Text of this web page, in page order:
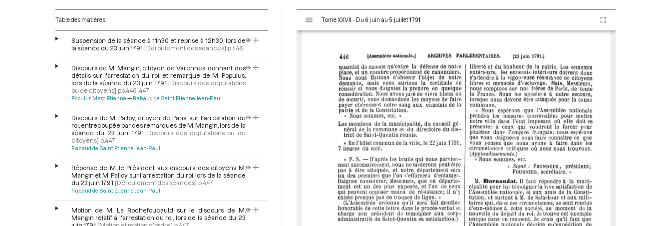
Table des matières
Suspension de la séance à 11h30 et reprise à 12h30, lors de
la séance du 23 juin 1791 [Déroulement des séances] p.446
Discours de M. Mangin, citoyen de Varennes, donnant des
détails sur l'arrestation du roi, et remarque de M. Populus,
lors de la séance du 23 juin 1791 [Discours des députations
ou de citoyens] pp.446-447
Populus Marc Etienne Rabaud de Saint Etienne Jean-Paul
Discours de M. Palloy, citoyen de Paris, sur l'arrestation du
roi, entrecoupée par des remarques de M. Mangin, lors de la
séance du 23 juin 1791 [Discours des députations ou de
citoyens] p.447
Rabaud de Saint Etienne Jean-Paul
Réponse de M. le Président aux discours des citoyens M.
Mangin et M. Palloy sur l'arrestation du roi, lors de la séance
du 23 juin 1791 [Déroulement des séances] p.447
Rabaud de Saint Etienne Jean-Paul
Motion de M. La Rochefoucauld sur le discours de M.
Mangin relatif à l'arrestation du roi, lors de la séance du 23
s
Tome XXVII - Du 6 juin au 5 juillet 1791